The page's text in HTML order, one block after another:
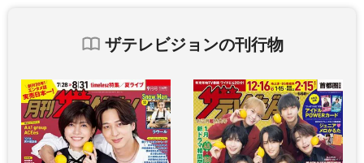
ザテレビジョンの刊行物